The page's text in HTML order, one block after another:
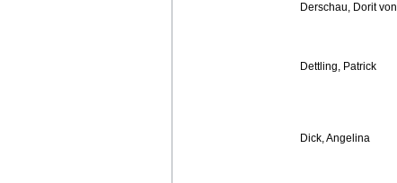
Derschau, Dorit von
Dettling, Patrick
Dick, Angelina